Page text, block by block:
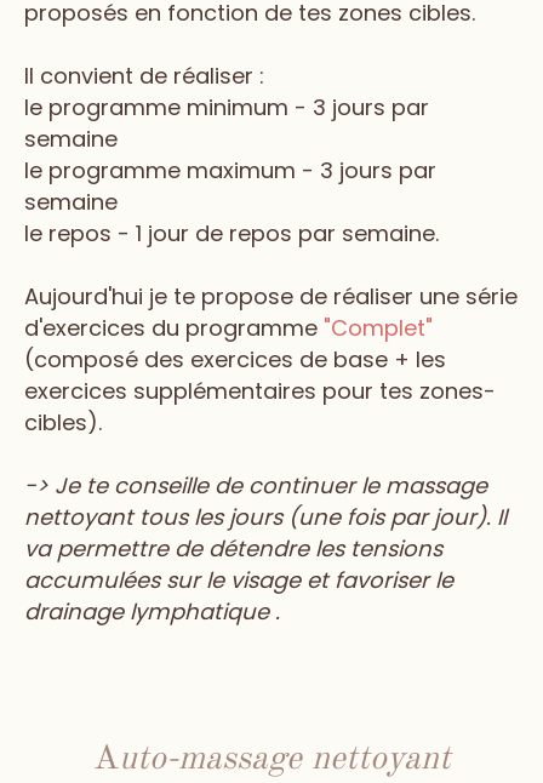
proposés en fonction de tes zones cibles.
Il convient de réaliser :
le programme minimum - 3 jours par
semaine
le programme maximum - 3 jours par
semaine
le repos - 1 jour de repos par semaine.
Aujourd'hui je te propose de réaliser une série
d'exercices du programme "Complet"
(composé des exercices de base + les
exercices supplémentaires pour tes zones-
cibles).
-> Je te conseille de continuer le massage
nettoyant tous les jours (une fois par jour). Il
va permettre de détendre les tensions
accumulées sur le visage et favoriser le
drainage lymphatique .
Auto-massage nettoyant